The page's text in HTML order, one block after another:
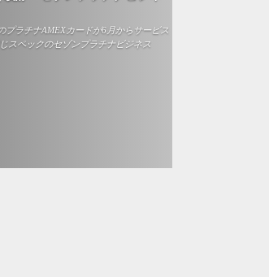
ラチナAMEXカードが6月からサービス
スペックのセゾンプラチナビジネス